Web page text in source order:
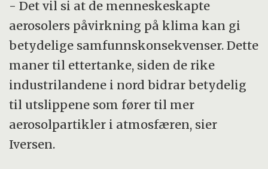
- Det vil si at de menneskeskapte
aerosolers påvirkning på klima kan gi
betydelige samfunnskonsekvenser. Dette
maner til ettertanke, siden de rike
industrilandene i nord bidrar betydelig
til utslippene som fører til mer
aerosolpartikler i atmosfæren, sier
Iversen.